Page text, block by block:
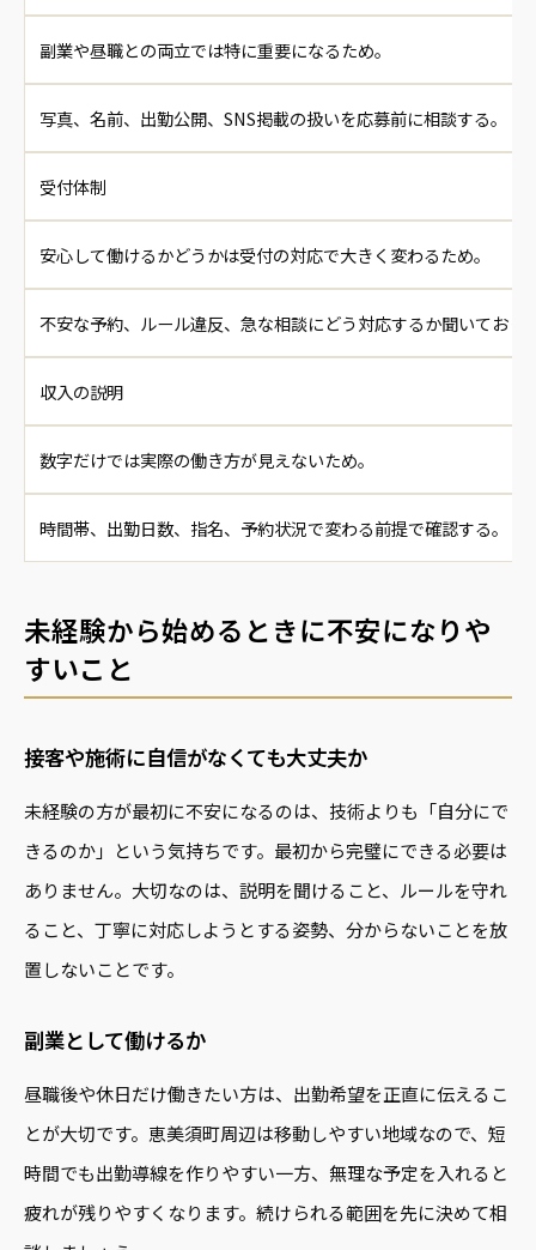
副業や昼職との両立では特に重要になるため。
写真、名前、出勤公開、SNS掲載の扱いを応募前に相談する。
受付体制
安心して働けるかどうかは受付の対応で大きく変わるため。
不安な予約、ルール違反、急な相談にどう対応するか聞いておく
収入の説明
数字だけでは実際の働き方が見えないため。
時間帯、出勤日数、指名、予約状況で変わる前提で確認する。
未経験から始めるときに不安になりや
すいこと
接客や施術に自信がなくても大丈夫か
未経験の方が最初に不安になるのは、技術よりも「自分にで
きるのか」という気持ちです。最初から完璧にできる必要は
ありません。大切なのは、説明を聞けること、ルールを守れ
ること、丁寧に対応しようとする姿勢、分からないことを放
置しないことです。
副業として働けるか
昼職後や休日だけ働きたい方は、出勤希望を正直に伝えるこ
とが大切です。恵美須町周辺は移動しやすい地域なので、短
時間でも出勤導線を作りやすい一方、無理な予定を入れると
疲れが残りやすくなります。続けられる範囲を先に決めて相